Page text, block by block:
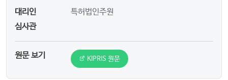
대리인
특허법인주원
심사관
원문 보기 KIPRIS 원문